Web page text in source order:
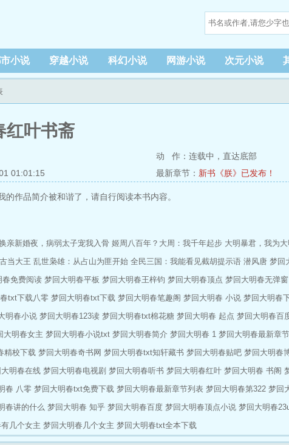
小说 穿越小说 科幻小说 网游小说 次元小说
红叶书斋
动 作：连载中， 直达底部
01:01:15
最新章节： 新书《朕》已发布！
的作品简介被和谐了，请自行阅读本书内容。
亲新婚夜，病弱太子宠我入骨 姬周八百年？大周：我千年起步 大明暴君，我为
当大王 乱世枭雄：从占山为匪开始 全民三国：我能看见截胡提示语 潜风唐 梦回
春免费阅读 梦回大明春平板 梦回大明春王梓钧 梦回大明春顶点 梦回大明春无弹窗
txt下载八零 梦回大明春txt下载 梦回大明春笔趣阁 梦回大明春 小说 梦回大明春
明春小说 梦回大明春123读 梦回大明春txt棉花糖 梦回大明春 起点 梦回大明春百
大明春女主 梦回大明春小说txt 梦回大明春简介 梦回大明春 1 梦回大明春最新章节
精校下载 梦回大明春奇书网 梦回大明春txt知轩藏书 梦回大明春贴吧 梦回大明春
明春在线 梦回大明春电视剧 梦回大明春听书 梦回大明春红叶 梦回大明春 书阁
春 八零 梦回大明春txt免费下载 梦回大明春最新章节列表 梦回大明春第322 梦回
春讲的什么 梦回大明春 知乎 梦回大明春百度 梦回大明春顶点小说 梦回大明春
几个女主 梦回大明春几个女主 梦回大明春txt全本下载